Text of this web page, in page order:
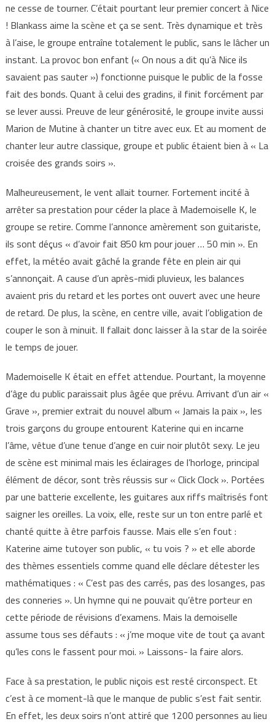
ne cesse de tourner. C’était pourtant leur premier concert à Nice
! Blankass aime la scène et ça se sent. Très dynamique et très
à l’aise, le groupe entraîne totalement le public, sans le lâcher un
instant. La provoc bon enfant (« On nous a dit qu’à Nice ils
savaient pas sauter ») fonctionne puisque le public de la fosse
fait des bonds. Quant à celui des gradins, il finit forcément par
se lever aussi. Preuve de leur générosité, le groupe invite aussi
Marion de Mutine à chanter un titre avec eux. Et au moment de
chanter leur autre classique, groupe et public étaient bien à « La
croisée des grands soirs ».
Malheureusement, le vent allait tourner. Fortement incité à
arrêter sa prestation pour céder la place à Mademoiselle K, le
groupe se retire. Comme l’annonce amèrement son guitariste,
ils sont déçus « d’avoir fait 850 km pour jouer … 50 min ». En
effet, la météo avait gâché la grande fête en plein air qui
s’annonçait. A cause d’un après-midi pluvieux, les balances
avaient pris du retard et les portes ont ouvert avec une heure
de retard. De plus, la scène, en centre ville, avait l’obligation de
couper le son à minuit. Il fallait donc laisser à la star de la soirée
le temps de jouer.
Mademoiselle K était en effet attendue. Pourtant, la moyenne
d’âge du public paraissait plus âgée que prévu. Arrivant d’un air «
Grave », premier extrait du nouvel album « Jamais la paix », les
trois garçons du groupe entourent Katerine qui en incarne
l’âme, vêtue d’une tenue d’ange en cuir noir plutôt sexy. Le jeu
de scène est minimal mais les éclairages de l’horloge, principal
élément de décor, sont très réussis sur « Click Clock ». Portées
par une batterie excellente, les guitares aux riffs maîtrisés font
saigner les oreilles. La voix, elle, reste sur un ton entre parlé et
chanté quitte à être parfois fausse. Mais elle s’en fout :
Katerine aime tutoyer son public, « tu vois ? » et elle aborde
des thèmes essentiels comme quand elle déclare détester les
mathématiques : « C’est pas des carrés, pas des losanges, pas
des conneries ». Un hymne qui ne pouvait qu’être porteur en
cette période de révisions d’examens. Mais la demoiselle
assume tous ses défauts : « j’me moque vite de tout ça avant
qu’les cons le fassent pour moi. » Laissons- la faire alors.
Face à sa prestation, le public niçois est resté circonspect. Et
c’est à ce moment-là que le manque de public s’est fait sentir.
En effet, les deux soirs n’ont attiré que 1200 personnes au lieu